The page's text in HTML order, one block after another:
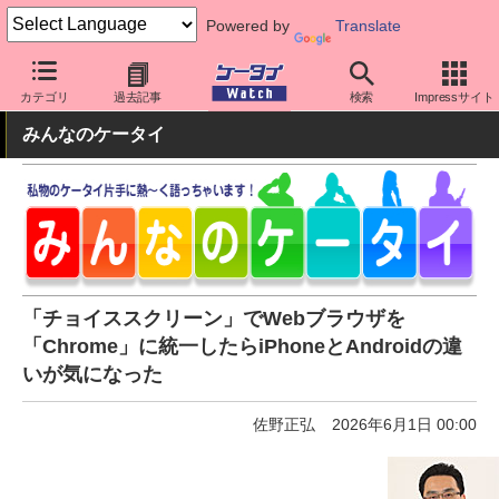
Powered by Translate
カテゴリ 過去記事 検索 Impressサイト
ケータイ Watch アプリ・サービス
みんなのケータイ
「チョイススクリーン」でWebブラウザを
「Chrome」に統一したらiPhoneとAndroidの違
いが気になった
佐野正弘 2026年6月1日 00:00